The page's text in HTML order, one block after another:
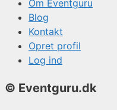
Om Eventguru
Blog
Kontakt
Opret profil
Log ind
© Eventguru.dk